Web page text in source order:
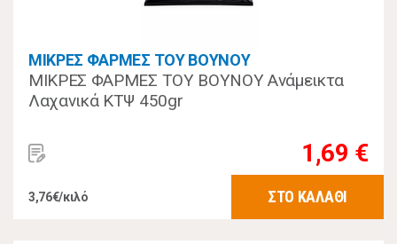
ΜΙΚΡΕΣ ΦΑΡΜΕΣ ΤΟΥ ΒΟΥΝΟΥ
ΜΙΚΡΕΣ ΦΑΡΜΕΣ ΤΟΥ ΒΟΥΝΟΥ Ανάμεικτα
Λαχανικά ΚΤΨ 450gr
1,69 €
3,76€/κιλό ΣΤΟ ΚΑΛΑΘΙ